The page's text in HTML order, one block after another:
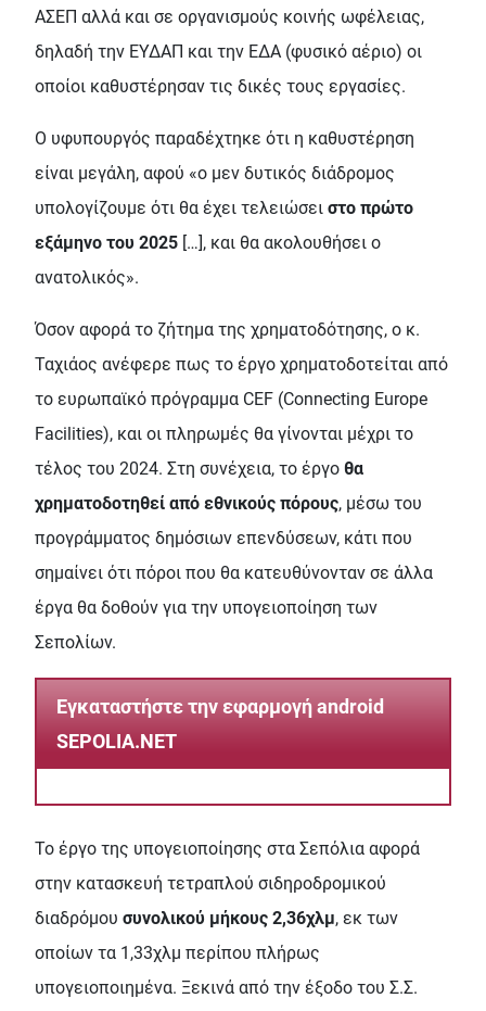
ΑΣΕΠ αλλά και σε οργανισμούς κοινής ωφέλειας,
δηλαδή την ΕΥΔΑΠ και την ΕΔΑ (φυσικό αέριο) οι
οποίοι καθυστέρησαν τις δικές τους εργασίες.
Ο υφυπουργός παραδέχτηκε ότι η καθυστέρηση
είναι μεγάλη, αφού «ο μεν δυτικός διάδρομος
υπολογίζουμε ότι θα έχει τελειώσει στο πρώτο
εξάμηνο του 2025 […], και θα ακολουθήσει ο
ανατολικός».
Όσον αφορά το ζήτημα της χρηματοδότησης, ο κ.
Ταχιάος ανέφερε πως το έργο χρηματοδοτείται από
το ευρωπαϊκό πρόγραμμα CEF (Connecting Europe
Facilities), και οι πληρωμές θα γίνονται μέχρι το
τέλος του 2024. Στη συνέχεια, το έργο θα
χρηματοδοτηθεί από εθνικούς πόρους, μέσω του
προγράμματος δημόσιων επενδύσεων, κάτι που
σημαίνει ότι πόροι που θα κατευθύνονταν σε άλλα
έργα θα δοθούν για την υπογειοποίηση των
Σεπολίων.
Εγκαταστήστε την εφαρμογή android
SEPOLIA.NET
Το έργο της υπογειοποίησης στα Σεπόλια αφορά
στην κατασκευή τετραπλού σιδηροδρομικού
διαδρόμου συνολικού μήκους 2,36χλμ, εκ των
οποίων τα 1,33χλμ περίπου πλήρως
υπογειοποιημένα. Ξεκινά από την έξοδο του Σ.Σ.